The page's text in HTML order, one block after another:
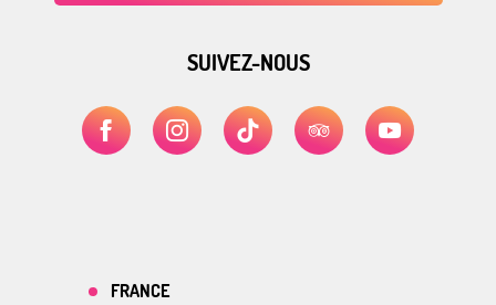
SUIVEZ-NOUS
FRANCE